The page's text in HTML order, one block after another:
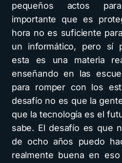
pequeños actos
importante que es
hora no es suficiente
un informático, pero sí
esta es una materia
enseñando en las
para romper con los
desafío no es que la
que la tecnología es el
sabe. El desafío es que
de ocho años puedo
realmente buena en